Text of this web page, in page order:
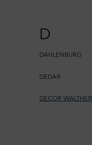
D
DAHLENBURG
DEDAR
DECOR WALTHER